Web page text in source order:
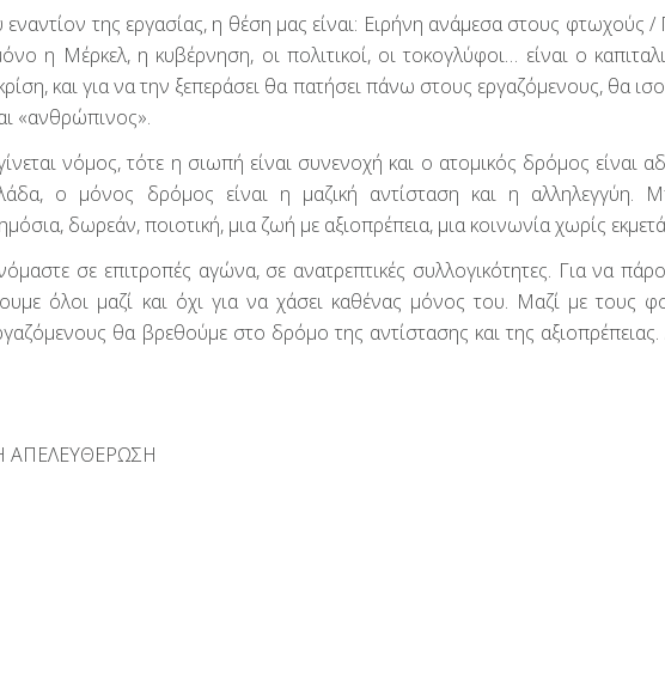
της εργασίας, η θέση μας είναι: Ειρήνη ανάμεσα στους φτωχούς
η Μέρκελ, η κυβέρνηση, οι πολιτικοί, οι τοκογλύφοι… είναι ο
και για να την ξεπεράσει θα πατήσει πάνω στους εργαζόμενους, θα
«ανθρώπινος».
νόμος, τότε η σιωπή είναι συνενοχή και ο ατομικός δρόμος είναι
ο μόνος δρόμος είναι η μαζική αντίσταση και η αλληλεγγύη.
δωρεάν, ποιοτική, μια ζωή με αξιοπρέπεια, μια κοινωνία χωρίς
σε επιτροπές αγώνα, σε ανατρεπτικές συλλογικότητες. Για να
όλοι μαζί και όχι για να χάσει καθένας μόνος του. Μαζί με τους
θα βρεθούμε στο δρόμο της αντίστασης και της αξιοπρέπειας.
ΑΠΕΛΕΥΘΕΡΩΣΗ